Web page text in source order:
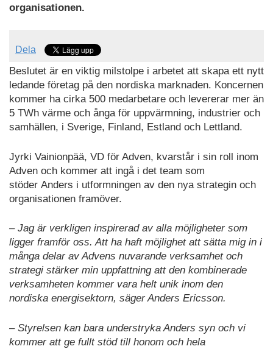
organisationen.
Dela
Beslutet är en viktig milstolpe i arbetet att skapa ett nytt
ledande företag på den nordiska marknaden. Koncernen
kommer ha cirka 500 medarbetare och levererar mer än
5 TWh värme och ånga för uppvärmning, industrier och
samhällen, i Sverige, Finland, Estland och Lettland.
Jyrki Vainionpää, VD för Adven, kvarstår i sin roll inom
Adven och kommer att ingå i det team som
stöder Anders i utformningen av den nya strategin och
organisationen framöver.
– Jag är verkligen inspirerad av alla möjligheter som
ligger framför oss. Att ha haft möjlighet att sätta mig in i
många delar av Advens nuvarande verksamhet och
strategi stärker min uppfattning att den kombinerade
verksamheten kommer vara helt unik inom den
nordiska energisektorn, säger Anders Ericsson.
– Styrelsen kan bara understryka Anders syn och vi
kommer att ge fullt stöd till honom och hela